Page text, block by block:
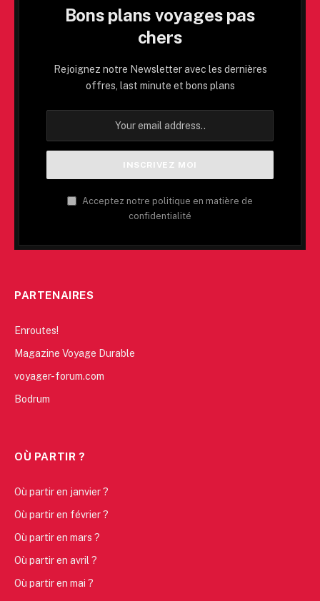
Bons plans voyages pas
chers
Rejoignez notre Newsletter avec les dernières
offres, last minute et bons plans
Acceptez notre politique en matière de
confidentialité
PARTENAIRES
Enroutes!
Magazine Voyage Durable
voyager-forum.com
Bodrum
OÙ PARTIR ?
Où partir en janvier ?
Où partir en février ?
Où partir en mars ?
Où partir en avril ?
Où partir en mai ?